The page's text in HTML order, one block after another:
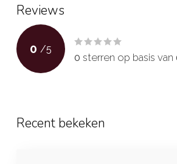
Reviews
0 /5
0 sterren op basis van
Recent bekeken